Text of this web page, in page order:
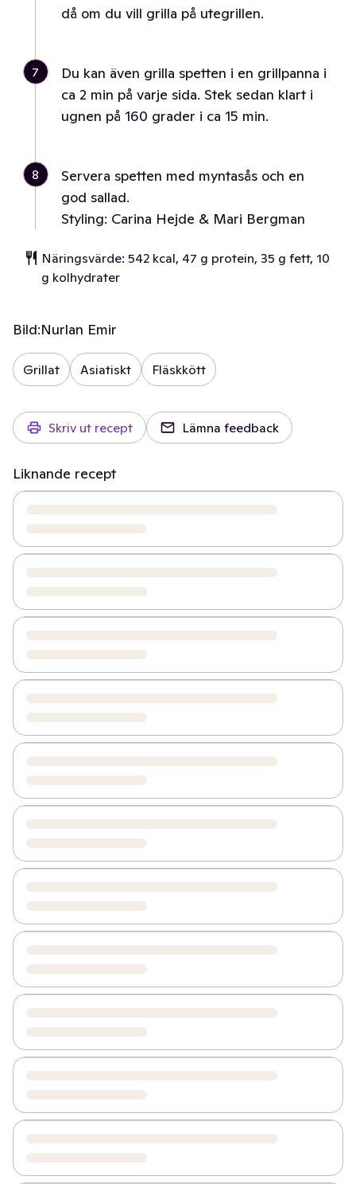
då om du vill grilla på utegrillen.
7
Du kan även grilla spetten i en grillpanna i
ca 2 min på varje sida. Stek sedan klart i
ugnen på 160 grader i ca 15 min.
8
Servera spetten med myntasås och en
god sallad.
Styling: Carina Hejde & Mari Bergman
Näringsvärde: 542 kcal, 47 g protein, 35 g fett, 10
g kolhydrater
Bild:Nurlan Emir
Grillat Asiatiskt Fläskkött
Skriv ut recept Lämna feedback
Liknande recept